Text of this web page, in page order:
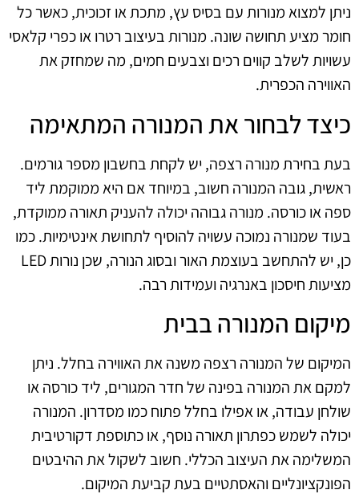
ניתן למצוא מנורות עם בסיס עץ, מתכת או זכוכית, כאשר כל
חומר מציע תחושה שונה. מנורות בעיצוב רטרו או כפרי קלאסי
עשויות לשלב קווים רכים וצבעים חמים, מה שמחזק את
האווירה הכפרית.
כיצד לבחור את המנורה המתאימה
בעת בחירת מנורה רצפה, יש לקחת בחשבון מספר גורמים.
ראשית, גובה המנורה חשוב, במיוחד אם היא ממוקמת ליד
ספה או כורסה. מנורה גבוהה יכולה להעניק תאורה ממוקדת,
בעוד שמנורה נמוכה עשויה להוסיף לתחושת אינטימיות. כמו
כן, יש להתחשב בעוצמת האור ובסוג הנורה, שכן נורות LED
מציעות חיסכון באנרגיה ועמידות רבה.
מיקום המנורה בבית
המיקום של המנורה רצפה משנה את האווירה בחלל. ניתן
למקם את המנורה בפינה של חדר המגורים, ליד כורסה או
שולחן עבודה, או אפילו בחלל פתוח כמו מסדרון. המנורה
יכולה לשמש כפתרון תאורה נוסף, או כתוספת דקורטיבית
המשלימה את העיצוב הכללי. חשוב לשקול את ההיבטים
הפונקציונליים והאסתטיים בעת קביעת המיקום.